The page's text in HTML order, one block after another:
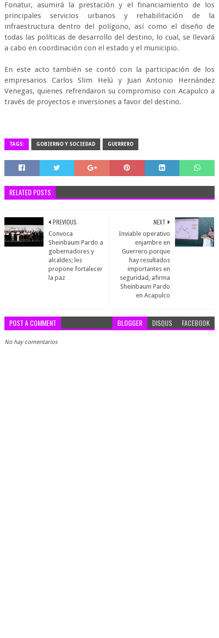
Fonatur, asumirá la prestación y el financiamiento de los
principales servicios urbanos y rehabilitación de la
infraestructura dentro del polígono, así como el diseño de
todas las políticas de desarrollo del destino, lo cual, se llevará
a cabo en coordinación con el estado y el municipio.
En este acto también se contó con la participación de los
empresarios Carlos Slim Helú y Juan Antonio Hernández
Venegas, quienes refrendaron su compromiso con Acapulco a
través de proyectos e inversiones a favor del destino.
TAGS: GOBIERNO Y SOCIEDAD GUERRERO
RELATED POSTS
NEXT
Inviable operativo
enjambre en
Guerrero porque
hay resultados
importantes en
seguridad, afirma
Sheinbaum Pardo
en Acapulco
PREVIOUS
Convoca
Sheinbaum Pardo a
gobernadores y
alcaldes; les
propone fortalecer
la paz
POST A COMMENT BLOGGER DISQUS FACEBOOK
No hay comentarios